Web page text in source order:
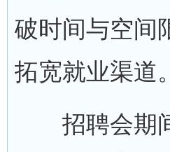
破时间与空间
拓宽就业渠道。
招聘会期间